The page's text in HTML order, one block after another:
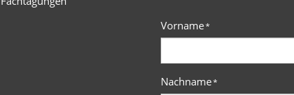
Vorname*
Nachname*